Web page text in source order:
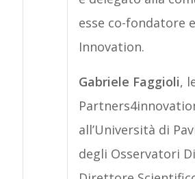
esse co-fondatore
Innovation.
Gabriele Faggioli,
all’Università di
degli Osservatori